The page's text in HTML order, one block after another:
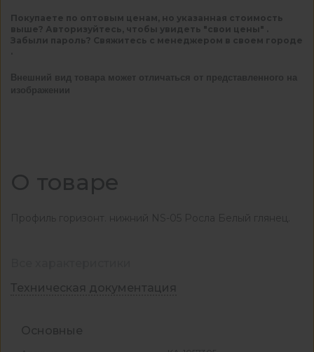
Покупаете по оптовым ценам, но указанная стоимость
выше? Авторизуйтесь, чтобы увидеть "свои цены" .
Забыли пароль? Свяжитесь с менеджером в своем городе
Внешний вид товара может отличаться от представленного на
изображении
О товаре
Профиль горизонт. нижний NS-05 Росла Белый глянец.
Техническая документация
Основные